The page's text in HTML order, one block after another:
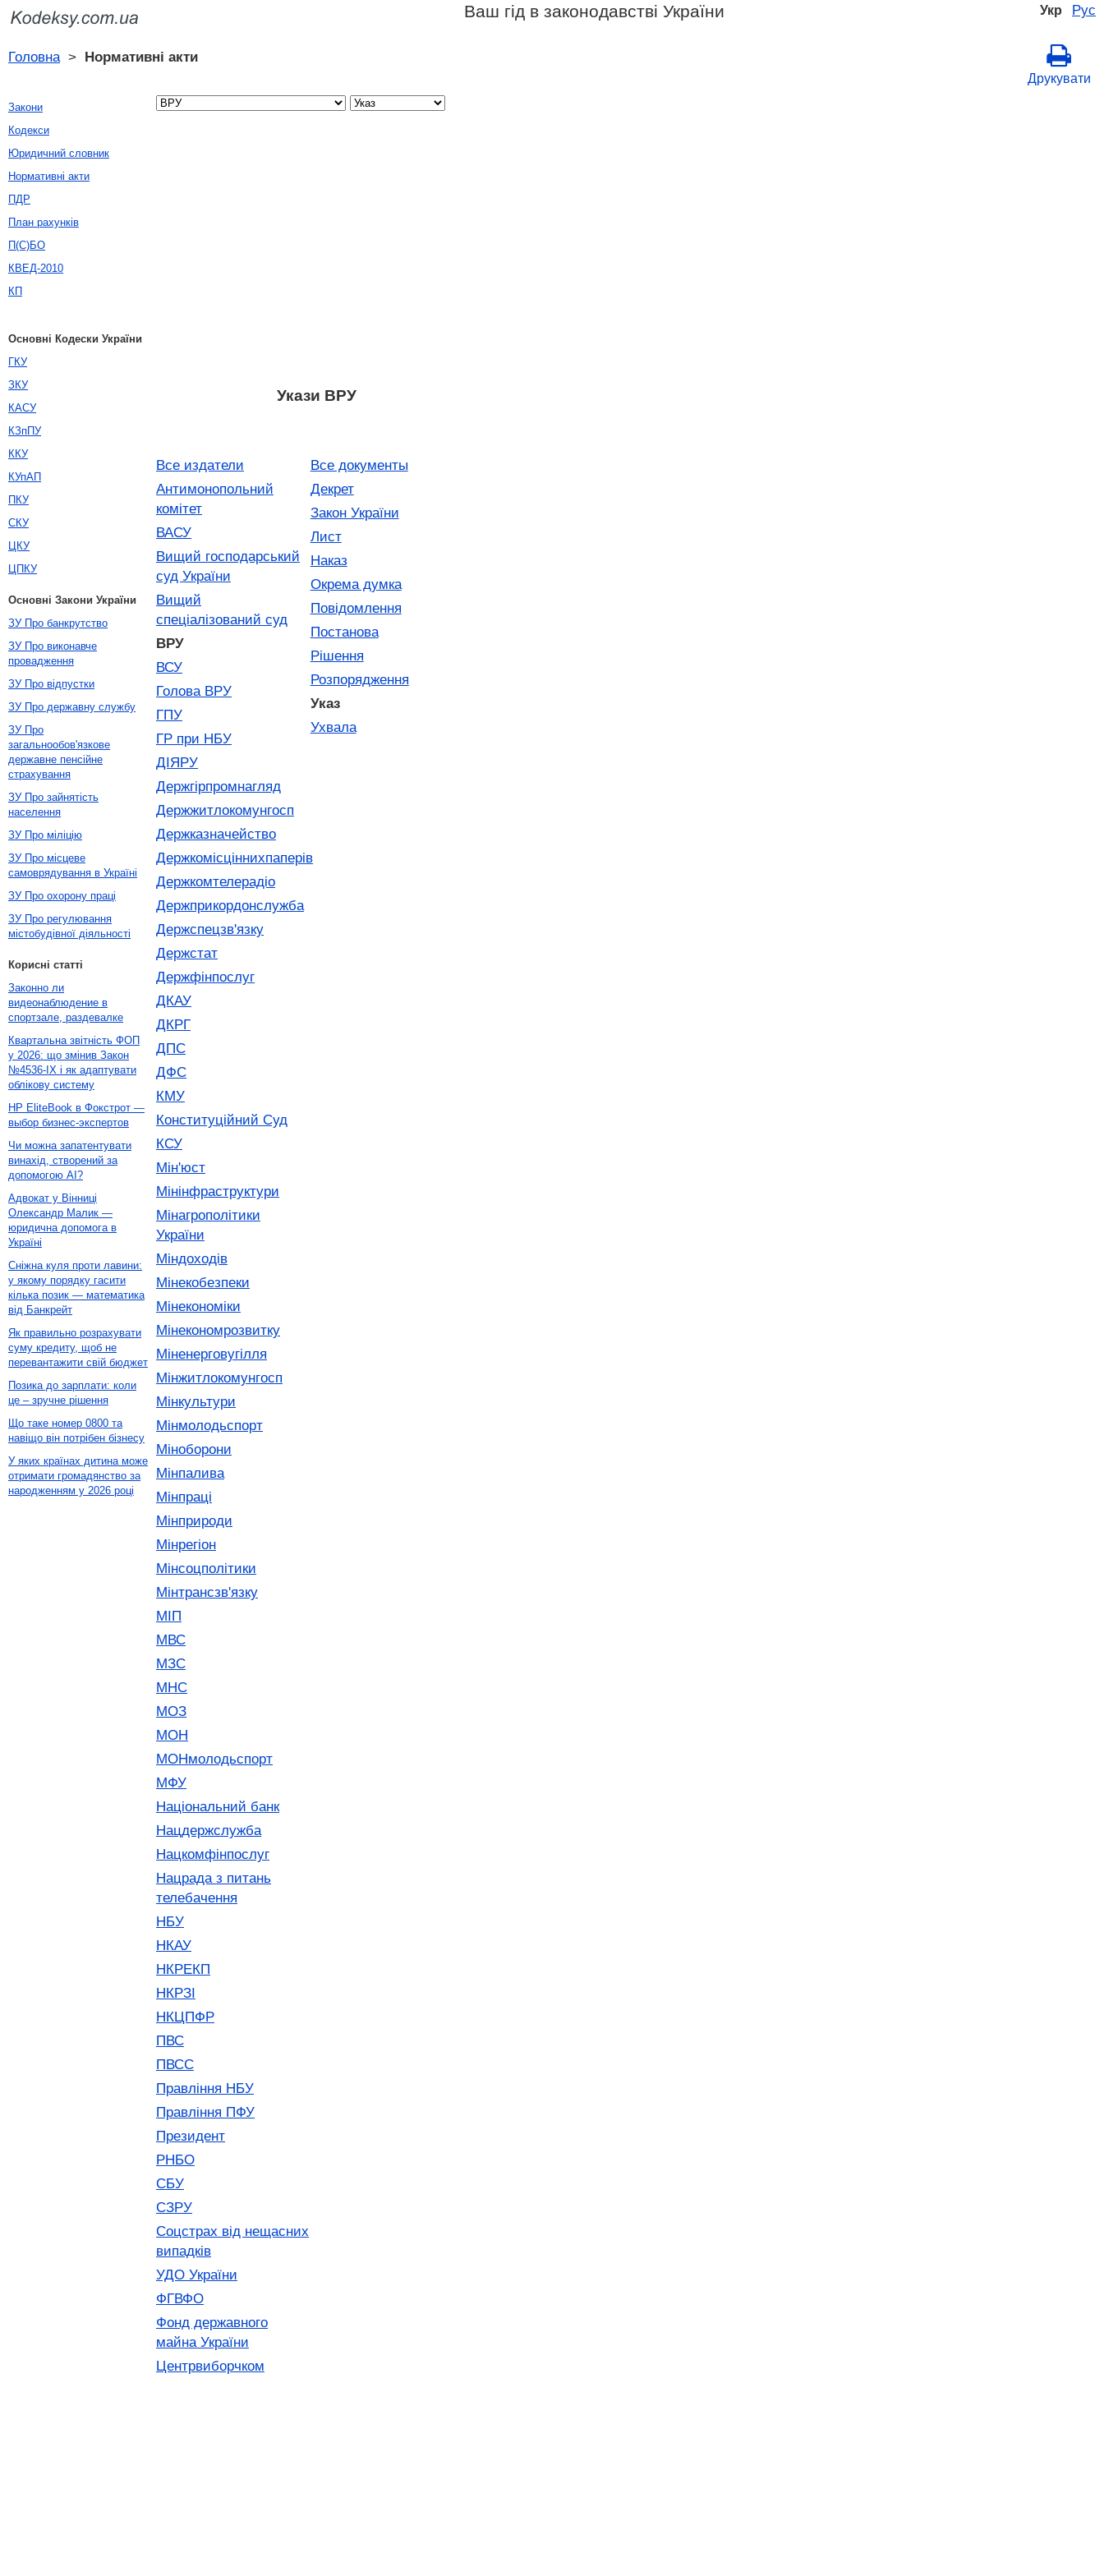
Укр Рус
Ваш гід в законодавстві України
Головна> Нормативні акти
Друкувати
Укази ВРУ
Все издатели
Антимонопольний
комітет
ВАСУ
Вищий господарський
суд України
Вищий
спеціалізований суд
ВРУ
ВСУ
Голова ВРУ
ГПУ
ГР при НБУ
ДІЯРУ
Держгірпромнагляд
Держжитлокомунгосп
Держказначейство
Держкомісціннихпаперів
Держкомтелерадіо
Держприкордонслужба
Держспецзв'язку
Держстат
Держфінпослуг
ДКАУ
ДКРГ
ДПС
ДФС
КМУ
Конституційний Суд
КСУ
Мін'юст
Мінінфраструктури
Мінагрополітики
України
Міндоходів
Мінекобезпеки
Мінекономіки
Мінекономрозвитку
Міненерговугілля
Мінжитлокомунгосп
Мінкультури
Мінмолодьспорт
Міноборони
Мінпалива
Мінпраці
Мінприроди
Мінрегіон
Мінсоцполітики
Мінтрансзв'язку
МІП
МВС
МЗС
МНС
МОЗ
МОН
МОНмолодьспорт
МФУ
Національний банк
Нацдержслужба
Нацкомфінпослуг
Нацрада з питань
телебачення
НБУ
НКАУ
НКРЕКП
НКРЗІ
НКЦПФР
ПВС
ПВСС
Правління НБУ
Правління ПФУ
Президент
РНБО
СБУ
СЗРУ
Соцстрах від нещасних
випадків
УДО України
ФГВФО
Фонд державного
майна України
Центрвиборчком
Все документы
Декрет
Закон України
Лист
Наказ
Окрема думка
Повідомлення
Постанова
Рішення
Розпорядження
Указ
Ухвала
Закони
Кодекси
Юридичний словник
Нормативні акти
ПДР
План рахунків
П(С)БО
КВЕД-2010
КП
Основні Кодески України
ГКУ
ЗКУ
КАСУ
КЗпПУ
ККУ
КУпАП
ПКУ
СКУ
ЦКУ
ЦПКУ
Основні Закони України
ЗУ Про банкрутство
ЗУ Про виконавче
провадження
ЗУ Про відпустки
ЗУ Про державну службу
ЗУ Про
загальнообов'язкове
державне пенсійне
страхування
ЗУ Про зайнятість
населення
ЗУ Про міліцію
ЗУ Про місцеве
самоврядування в Україні
ЗУ Про охорону праці
ЗУ Про регулювання
містобудівної діяльності
Корисні статті
Законно ли
видеонаблюдение в
спортзале, раздевалке
Квартальна звітність ФОП
у 2026: що змінив Закон
№4536-IX і як адаптувати
облікову систему
HP EliteBook в Фокстрот —
выбор бизнес-экспертов
Чи можна запатентувати
винахід, створений за
допомогою AI?
Адвокат у Вінниці
Олександр Малик —
юридична допомога в
Україні
Сніжна куля проти лавини:
у якому порядку гасити
кілька позик — математика
від Банкрейт
Як правильно розрахувати
суму кредиту, щоб не
перевантажити свій бюджет
Позика до зарплати: коли
це – зручне рішення
Що таке номер 0800 та
навіщо він потрібен бізнесу
У яких країнах дитина може
отримати громадянство за
народженням у 2026 році